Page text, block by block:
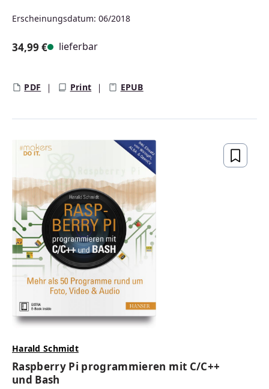
Erscheinungsdatum: 06/2018
34,99 € lieferbar
PDF Print EPUB
Harald Schmidt
Raspberry Pi programmieren mit C/C++
und Bash